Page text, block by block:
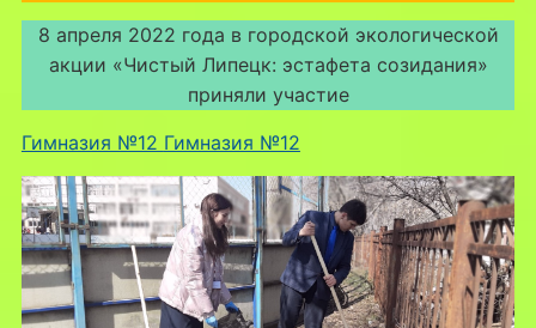
8 апреля 2022 года в городской экологической
акции «Чистый Липецк: эстафета созидания»
приняли участие
Гимназия №12 Гимназия №12